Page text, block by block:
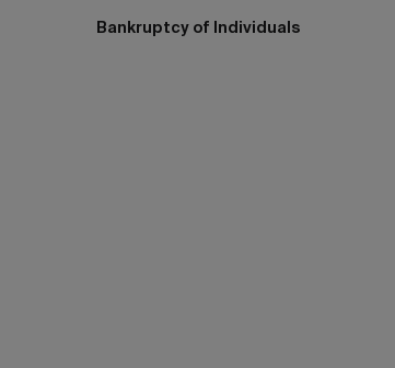
Bankruptcy of Individuals